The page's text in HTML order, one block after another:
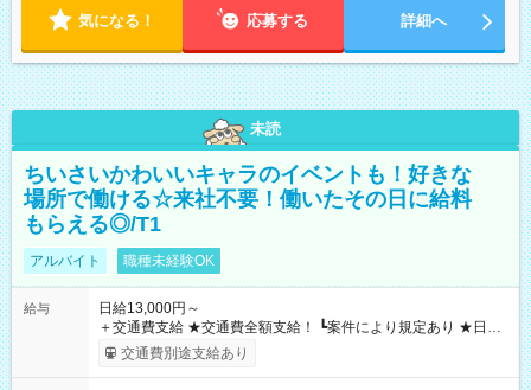
気になる！ 応募する 詳細へ
未読
ちいさいかわいいキャラのイベントも！好きな
場所で働ける☆来社不要！働いたその日に給料
もらえる◎/T1
アルバイト 職種未経験OK
給与
日給13,000円～
＋交通費支給 ★交通費全額支給！ ┗案件により規定あり ★日払
いOK！（規定あり） ┗働いたその日に現金GET♪ お仕事後はコ
ンビニATMから 日払い分を引き落とせます！ 【試用期間】試
交通費別途支給あり